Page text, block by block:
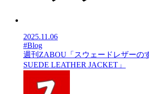
2025.11.06
#Blog
週刊ZABOU「スウェードレザーの
SUEDE LEATHER JACKET」